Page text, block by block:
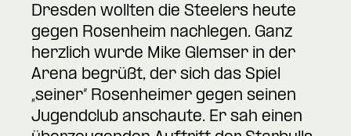
Dresden wollten die Steelers heute
gegen Rosenheim nachlegen. Ganz
herzlich wurde Mike Glemser in der
Arena begrüßt, der sich das Spiel
„seiner“ Rosenheimer gegen seinen
Jugendclub anschaute. Er sah einen